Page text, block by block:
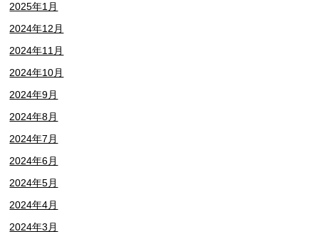
2025年1月
2024年12月
2024年11月
2024年10月
2024年9月
2024年8月
2024年7月
2024年6月
2024年5月
2024年4月
2024年3月